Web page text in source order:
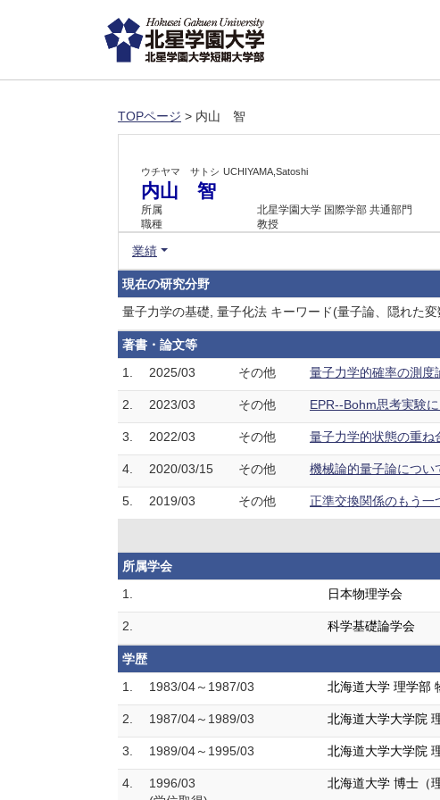
TOPページ > 内山 智
ウチヤマ サトシ UCHIYAMA,Satoshi
内山 智
所属
北星学園大学 国際学部 共通部門
職種
教授
業績
現在の研究分野
量子力学の基礎, 量子化法 キーワード(量子論、隠れた
著書・論文等
1.
2025/03 その他 量子力学的確率の測
2. 2023/03 その他 EPR--Bohm思考実験
3. 2022/03 その他 量子力学的状態の重
4. 2020/03/15 その他 機械論的量子論につ
5. 2019/03 その他 正準交換関係のもう
所属学会
1.
日本物理学会
2. 科学基礎論学会
学歴
1.
1983/04～1987/03 北海道大学 理学部
2. 1987/04～1989/03 北海道大学大学院
3. 1989/04～1995/03 北海道大学大学院
4.
1996/03
北海道大学 博士（